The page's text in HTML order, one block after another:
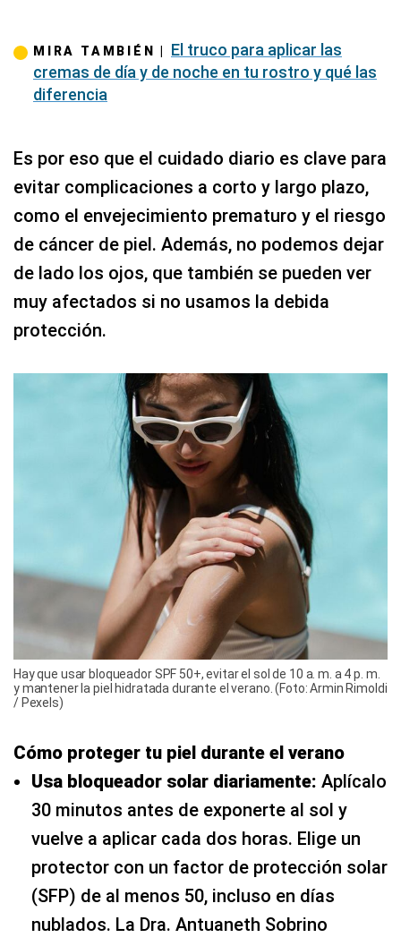
MIRA TAMBIÉN | El truco para aplicar las
cremas de día y de noche en tu rostro y qué las
diferencia
Es por eso que el cuidado diario es clave para
evitar complicaciones a corto y largo plazo,
como el envejecimiento prematuro y el riesgo
de cáncer de piel. Además, no podemos dejar
de lado los ojos, que también se pueden ver
muy afectados si no usamos la debida
protección.
Hay que usar bloqueador SPF 50+, evitar el sol de 10 a. m. a 4 p. m.
y mantener la piel hidratada durante el verano. (Foto: Armin Rimoldi
/ Pexels)
Cómo proteger tu piel durante el verano
Usa bloqueador solar diariamente: Aplícalo
30 minutos antes de exponerte al sol y
vuelve a aplicar cada dos horas. Elige un
protector con un factor de protección solar
(SFP) de al menos 50, incluso en días
nublados. La Dra. Antuaneth Sobrino